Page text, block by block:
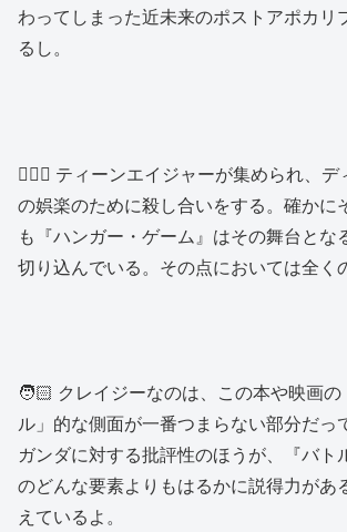
わってしまった近未来のポストアポカリ
るし。
👱🏻‍♂️ ティーンエイジャーが集められ、
の娯楽のために殺し合いをする。確かに
も『ハンガー・ゲーム』はその舞台とな
切り込んでいる。その点においては全く
🧑🏻 クレイジーなのは、この本や映画
ル」的な側面が一番つまらない部分だっ
ガンダに対する批評性のほうが、『バト
のどんな要素よりもはるかに説得力があ
えているよ。